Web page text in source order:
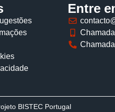
Entre
BISTEC Portugal